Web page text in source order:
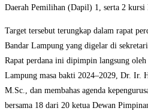
Daerah Pemilihan (Dapil) 1, serta 2
Target tersebut terungkap dalam rapat
Bandar Lampung yang digelar di
Rapat perdana ini dipimpin langsung
Lampung masa bakti 2024–2029, Dr. Ir.
M.Sc., dan membahas agenda
bersama 18 dari 20 ketua Dewan